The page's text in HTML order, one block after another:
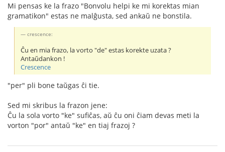
Mi pensas ke la frazo "Bonvolu helpi ke mi korektas mian
gramatikon" estas ne malĝusta, sed ankaŭ ne bonstila.
crescence:
Ĉu en mia frazo, la vorto "de" estas korekte uzata ?
Antaŭdankon !
Crescence
"per" pli bone taŭgas ĉi tie.
Sed mi skribus la frazon jene:
Ĉu la sola vorto "ke" sufiĉas, aŭ ĉu oni ĉiam devas meti la
vorton "por" antaŭ "ke" en tiaj frazoj ?